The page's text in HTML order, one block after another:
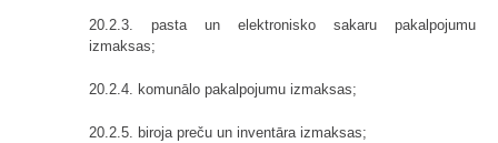
20.2.3. pasta un elektronisko sakaru pakalpojumu
izmaksas;
20.2.4. komunālo pakalpojumu izmaksas;
20.2.5. biroja preču un inventāra izmaksas;